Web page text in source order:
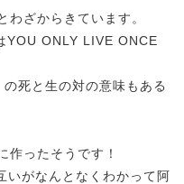
わざからきています。
YOU ONLY LIVE ONCE
死と生の対の意味もある
作ったそうです！
いがなんとなくわかって阿